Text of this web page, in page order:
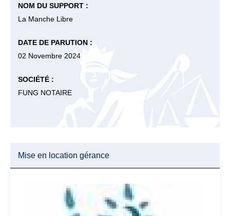
NOM DU SUPPORT :
La Manche Libre
DATE DE PARUTION :
02 Novembre 2024
SOCIÉTÉ :
FUNG NOTAIRE
Mise en location gérance